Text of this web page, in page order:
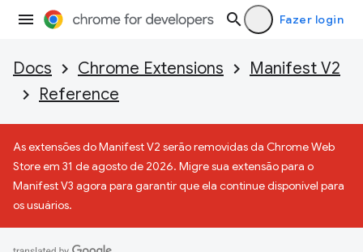
Fazer login
Docs Chrome Extensions
Manifest V2
Reference
As extensões do Manifest V2 serão removidas da Chrome Web
Store em 31 de agosto de 2026. Migre sua extensão para o
Manifest V3 agora para garantir que ela continue disponível para
os usuários.